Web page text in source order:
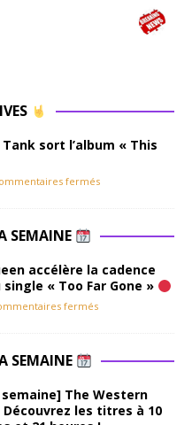
Tank sort l’album « This
fermés
SEMAINE
accélère la cadence
« Too Far Gone »
fermés
SEMAINE
The Western
les titres à 10